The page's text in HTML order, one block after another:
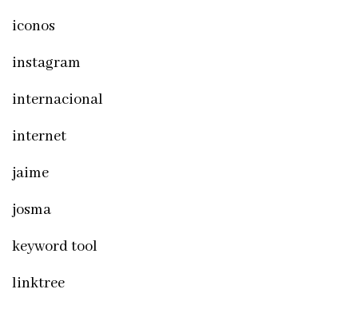
iconos
instagram
internacional
internet
jaime
josma
keyword tool
linktree